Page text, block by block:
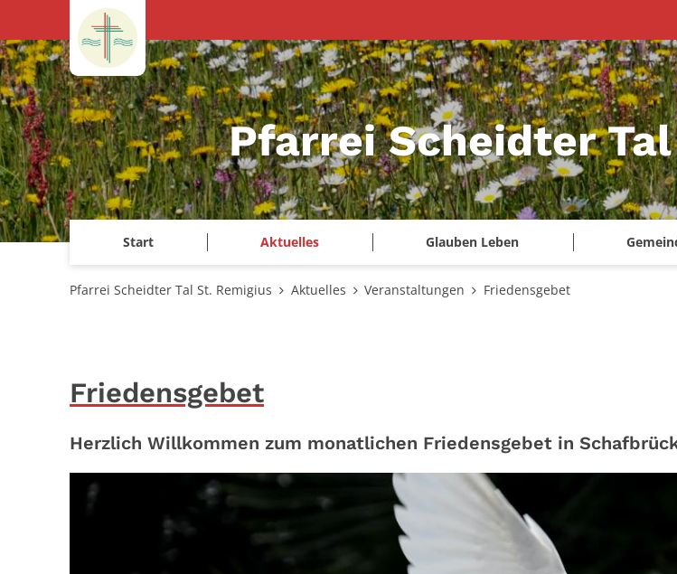
Zum Inhalt springen
Pfarrei Scheidter
Start Aktuelles Glauben Leben
Pfarrei Scheidter Tal St. Remigius Aktuelles Veranstaltungen Friedensgebet
Friedensgebet
Herzlich Willkommen zum monatlichen Friedensgebet in